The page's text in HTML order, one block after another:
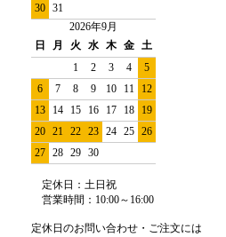
30 31
2026年9月
日
月 火 水 木 金 土
1
2 3 4
5
6
7 8 9 10 11
12
13
14 15 16 17 18
19
20 21 22 23 24 25 26
27 28 29 30
定休日：土日祝
営業時間 ： 10:00～16:00
定休日のお問い合わせ・ご注文には